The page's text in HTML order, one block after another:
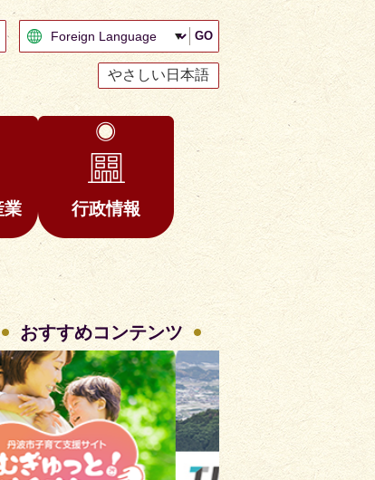
GO
やさしい日本語
業 行政情報
おすすめコンテンツ
枚
目
の